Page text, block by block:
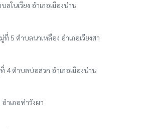
ลในเวียง อำเภอเมืองน่าน
5 ตำบลนาเหลือง อำเภอเวียงสา
4 ตำบลบ่อสวก อำเภอเมืองน่าน
ำเภอท่าวังผา